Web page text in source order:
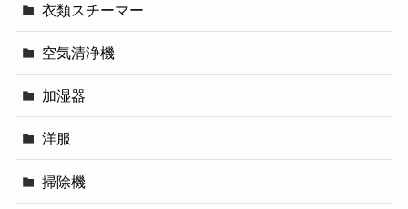
衣類スチーマー
空気清浄機
加湿器
洋服
掃除機